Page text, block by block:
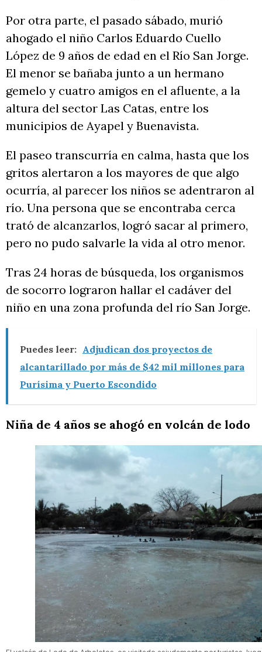
Por otra parte, el pasado sábado, murió
ahogado el niño Carlos Eduardo Cuello
López de 9 años de edad en el Río San Jorge.
El menor se bañaba junto a un hermano
gemelo y cuatro amigos en el afluente, a la
altura del sector Las Catas, entre los
municipios de Ayapel y Buenavista.
El paseo transcurría en calma, hasta que los
gritos alertaron a los mayores de que algo
ocurría, al parecer los niños se adentraron al
río. Una persona que se encontraba cerca
trató de alcanzarlos, logró sacar al primero,
pero no pudo salvarle la vida al otro menor.
Tras 24 horas de búsqueda, los organismos
de socorro lograron hallar el cadáver del
niño en una zona profunda del río San Jorge.
Puedes leer: Adjudican dos proyectos de
alcantarillado por más de $42 mil millones para
Purísima y Puerto Escondido
Niña de 4 años se ahogó en volcán de lodo